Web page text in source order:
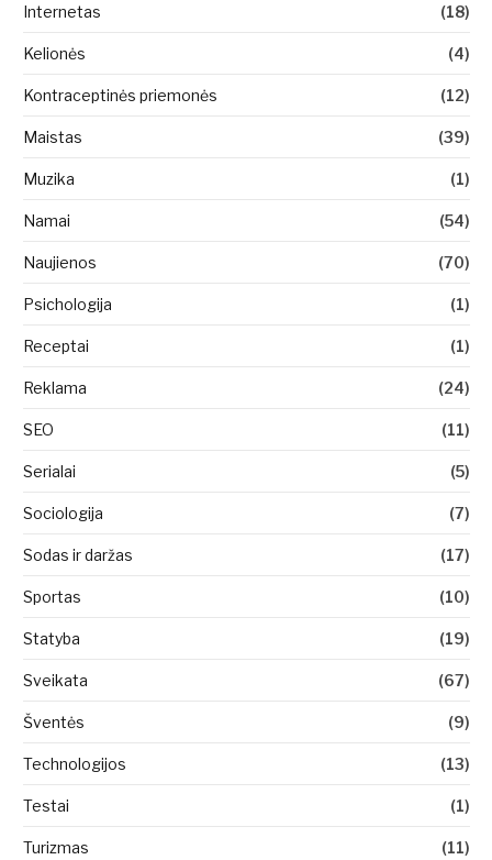
Internetas (18)
Kelionės (4)
Kontraceptinės priemonės (12)
Maistas (39)
Muzika (1)
Namai (54)
Naujienos (70)
Psichologija (1)
Receptai (1)
Reklama (24)
SEO (11)
Serialai (5)
Sociologija (7)
Sodas ir daržas (17)
Sportas (10)
Statyba (19)
Sveikata (67)
Šventės (9)
Technologijos (13)
Testai (1)
Turizmas (11)